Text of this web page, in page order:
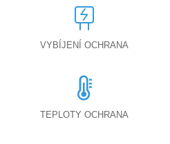
VYBÍJENÍ OCHRANA
TEPLOTY OCHRANA